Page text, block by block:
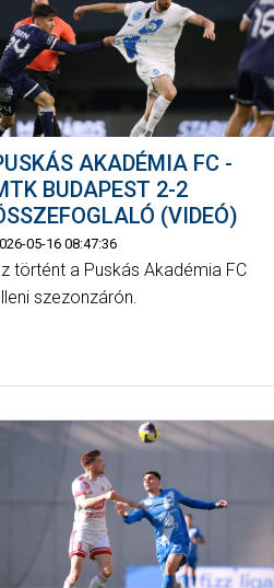
AKADÉMIA FC -
BUDAPEST 2-2
(VIDEÓ)
05-16 08:47:36
történt a Puskás Akadémia FC
szezonzárón.